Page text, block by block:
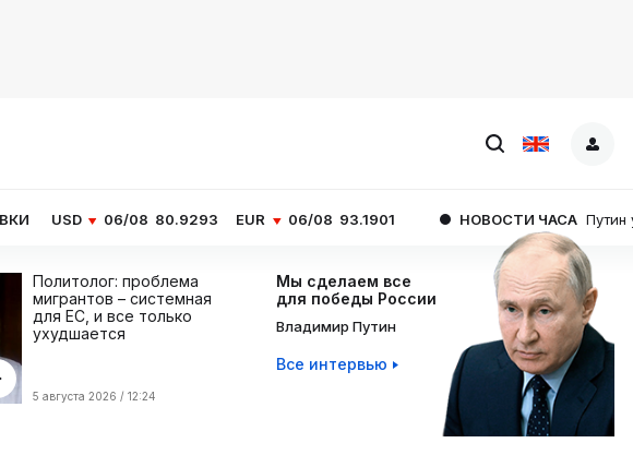
06/08 80.9293 EUR 06/08 93.1901 НОВОСТИ ЧАСА Путин уверен, что
Политолог: проблема
мигрантов – системная
для ЕС, и все только
ухудшается
5 августа 2026 / 12:24
Мы сделаем все
для победы России
Владимир Путин
Все интервью